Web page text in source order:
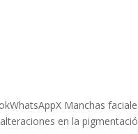
Manchas
en la